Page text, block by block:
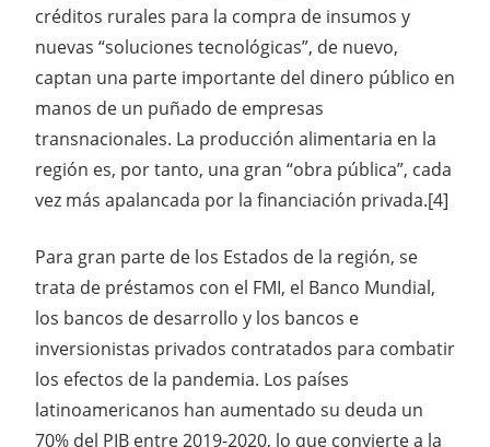
créditos rurales para la compra de insumos y
nuevas “soluciones tecnológicas”, de nuevo,
captan una parte importante del dinero público en
manos de un puñado de empresas
transnacionales. La producción alimentaria en la
región es, por tanto, una gran “obra pública”, cada
vez más apalancada por la financiación privada.[4]
Para gran parte de los Estados de la región, se
trata de préstamos con el FMI, el Banco Mundial,
los bancos de desarrollo y los bancos e
inversionistas privados contratados para combatir
los efectos de la pandemia. Los países
latinoamericanos han aumentado su deuda un
70% del PIB entre 2019-2020, lo que convierte a la